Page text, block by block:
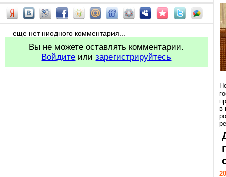
еще нет ниодного комментария...
Вы не можете оставлять комментарии.
Войдите илизарегистрируйтесь
в